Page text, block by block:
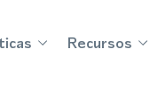
Recursos